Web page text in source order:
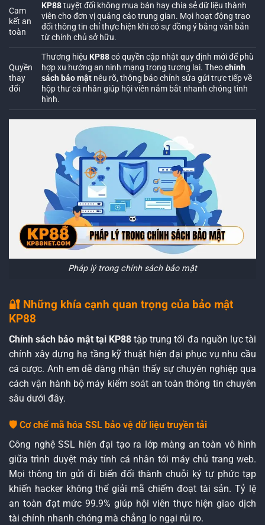
Cam
kết an
toàn
KP88tuyệt đối không mua bán hay chia sẻ dữ liệu thành
viên cho đơn vị quảng cáo trung gian. Mọi hoạt động trao
đổi thông tin chỉ thực hiện khi có sự đồng ý bằng văn bản
từ chính chủ sở hữu.
Quyền
thay
đổi
Thương hiệu KP88có quyền cập nhật quy định mới để phù
hợp xu hướng an ninh mạng trong tương lai. Theochính
sách bảo mật nêu rõ, thông báo chỉnh sửa gửi trực tiếp về
hộp thư cá nhân giúp hội viên nắm bắt nhanh chóng tình
hình.
Pháp lý trong chính sách bảo mật
🔐 Những khía cạnh quan trọng của bảo mật
KP88
Chính sách bảo mật tại KP88tập trung tối đa nguồn lực tài
chính xây dựng hạ tầng kỹ thuật hiện đại phục vụ nhu cầu
cá cược. Anh em dễ dàng nhận thấy sự chuyên nghiệp qua
cách vận hành bộ máy kiểm soát an toàn thông tin chuyên
sâu dưới đây.
🛡️ Cơ chế mã hóa SSL bảo vệ dữ liệu truyền tải
Công nghệ SSL hiện đại tạo ra lớp màng an toàn vô hình
giữa trình duyệt máy tính cá nhân tới máy chủ trang web.
Mọi thông tin gửi đi biến đổi thành chuỗi ký tự phức tạp
khiến hacker không thể giải mã chiếm đoạt tài sản. Tỷ lệ
an toàn đạt mức 99.9% giúp hội viên thực hiện giao dịch
tài chính nhanh chóng mà chẳng lo ngại rủi ro.